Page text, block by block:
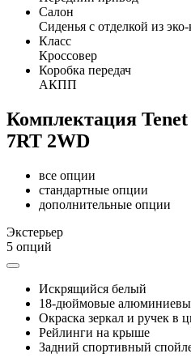
Салон
Сиденья с отделкой из
Класс
Кроссовер
Коробка передач
АКПП
Комплектация
7RT 2WD
все опции
стандартные опции
дополнительные опции
Экстерьер
5 опций
Искрящийся белый
18-дюймовые
Окраска зеркал и ручек в
Рейлинги на крыше
Задний спортивный